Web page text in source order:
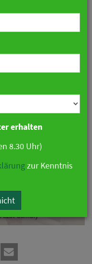
von vier
Hotels
vier ehemaligen Revo-
Ezat Gamaly
erhalten
8.30 Uhr)
zur Kenntnis